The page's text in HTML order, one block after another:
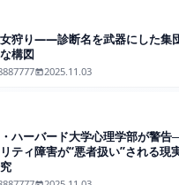
狩り——診断名を武器にした集団
構図
2025.11.03
ハーバード大学心理学部が警告
ティ障害が“悪者扱い”される現